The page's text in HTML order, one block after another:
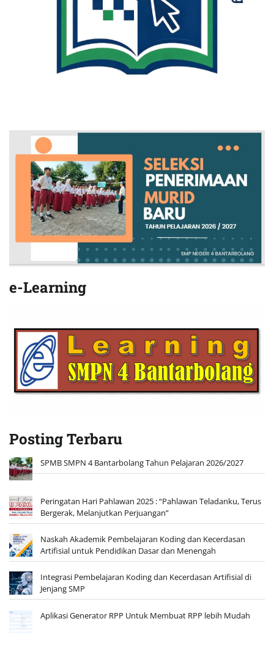
e-Learning
Posting Terbaru
SPMB SMPN 4 Bantarbolang Tahun Pelajaran 2026/2027
Peringatan Hari Pahlawan 2025 : “Pahlawan Teladanku, Terus
Bergerak, Melanjutkan Perjuangan”
Naskah Akademik Pembelajaran Koding dan Kecerdasan
Artifisial untuk Pendidikan Dasar dan Menengah
Integrasi Pembelajaran Koding dan Kecerdasan Artifisial di
Jenjang SMP
Aplikasi Generator RPP Untuk Membuat RPP lebih Mudah